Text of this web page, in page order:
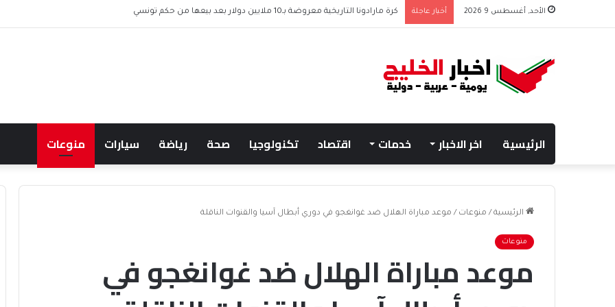
الأحد, أغسطس 9 2026 أخبار عاجلة كرة مارادونا التاريخية معروضة بـ10 ملايين دولار بعد بيعها من حكم تونسي
الرئيسية اخر الاخبار خدمات اقتصاد تكنولوجيا صحة رياضة سيارات منوعات
الرئيسية / منوعات / موعد مباراة الهلال ضد غوانغجو في دوري أبطال آسيا والقنوات الناقلة
منوعات
موعد مباراة الهلال ضد غوانغجو في